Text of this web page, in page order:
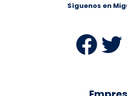
Síguenos en